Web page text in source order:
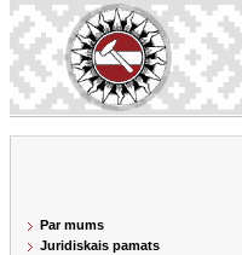
Par mums
Juridiskais pamats